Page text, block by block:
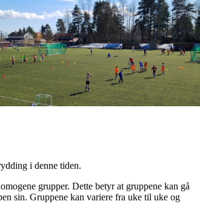
i denne tiden.
grupper. Dette betyr at gruppene kan gå
sin. Gruppene kan variere fra uke til uke og